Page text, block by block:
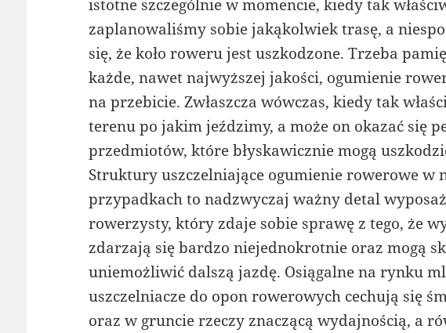
istotne szczególnie w momencie, kiedy tak
zaplanowaliśmy sobie jakąkolwiek trasę, a
się, że koło roweru jest uszkodzone. Trzeba
każde, nawet najwyższej jakości, ogumienie
na przebicie. Zwłaszcza wówczas, kiedy tak
terenu po jakim jeździmy, a może on okazać się
przedmiotów, które błyskawicznie mogą
Struktury uszczelniające ogumienie rowerowe w
przypadkach to nadzwyczaj ważny detal
rowerzysty, który zdaje sobie sprawę z tego, że
zdarzają się bardzo niejednokrotnie oraz mogą
uniemożliwić dalszą jazdę. Osiągalne na rynku
uszczelniacze do opon rowerowych cechują się
oraz w gruncie rzeczy znaczącą wydajnością, a